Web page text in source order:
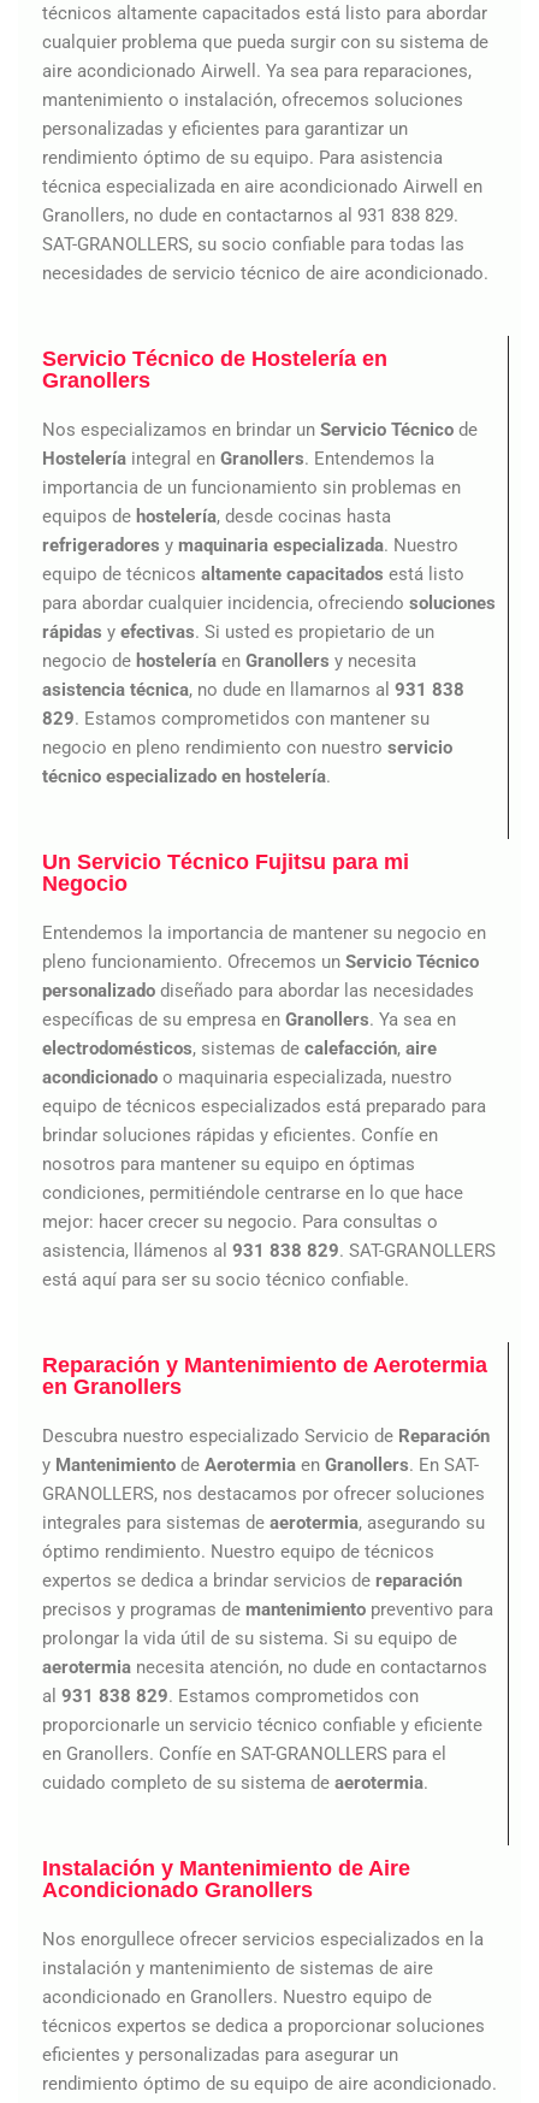
técnicos altamente capacitados está listo para abordar
cualquier problema que pueda surgir con su sistema de
aire acondicionado Airwell. Ya sea para reparaciones,
mantenimiento o instalación, ofrecemos soluciones
personalizadas y eficientes para garantizar un
rendimiento óptimo de su equipo. Para asistencia
técnica especializada en aire acondicionado Airwell en
Granollers, no dude en contactarnos al 931 838 829.
SAT-GRANOLLERS, su socio confiable para todas las
necesidades de servicio técnico de aire acondicionado.
Servicio Técnico de Hostelería en
Granollers
Nos especializamos en brindar un Servicio Técnico de
Hostelería integral en Granollers. Entendemos la
importancia de un funcionamiento sin problemas en
equipos de hostelería, desde cocinas hasta
refrigeradores y maquinaria especializada. Nuestro
equipo de técnicos altamente capacitados está listo
para abordar cualquier incidencia, ofreciendo soluciones
rápidas y efectivas. Si usted es propietario de un
negocio de hostelería en Granollers y necesita
asistencia técnica, no dude en llamarnos al 931 838
829. Estamos comprometidos con mantener su
negocio en pleno rendimiento con nuestro servicio
técnico especializado en hostelería.
Un Servicio Técnico Fujitsu para mi
Negocio
Entendemos la importancia de mantener su negocio en
pleno funcionamiento. Ofrecemos un Servicio Técnico
personalizado diseñado para abordar las necesidades
específicas de su empresa en Granollers. Ya sea en
electrodomésticos, sistemas de calefacción, aire
acondicionado o maquinaria especializada, nuestro
equipo de técnicos especializados está preparado para
brindar soluciones rápidas y eficientes. Confíe en
nosotros para mantener su equipo en óptimas
condiciones, permitiéndole centrarse en lo que hace
mejor: hacer crecer su negocio. Para consultas o
asistencia, llámenos al 931 838 829. SAT-GRANOLLERS
está aquí para ser su socio técnico confiable.
Reparación y Mantenimiento de Aerotermia
en Granollers
Descubra nuestro especializado Servicio de Reparación
y Mantenimiento de Aerotermia en Granollers. En SAT-
GRANOLLERS, nos destacamos por ofrecer soluciones
integrales para sistemas de aerotermia, asegurando su
óptimo rendimiento. Nuestro equipo de técnicos
expertos se dedica a brindar servicios de reparación
precisos y programas de mantenimiento preventivo para
prolongar la vida útil de su sistema. Si su equipo de
aerotermia necesita atención, no dude en contactarnos
al 931 838 829. Estamos comprometidos con
proporcionarle un servicio técnico confiable y eficiente
en Granollers. Confíe en SAT-GRANOLLERS para el
cuidado completo de su sistema de aerotermia.
Instalación y Mantenimiento de Aire
Acondicionado Granollers
Nos enorgullece ofrecer servicios especializados en la
instalación y mantenimiento de sistemas de aire
acondicionado en Granollers. Nuestro equipo de
técnicos expertos se dedica a proporcionar soluciones
eficientes y personalizadas para asegurar un
rendimiento óptimo de su equipo de aire acondicionado.